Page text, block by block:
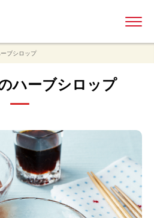
ブシロップ
ハーブシロップ